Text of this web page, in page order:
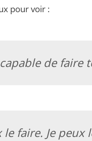
pour voir :
de faire
le faire. Je